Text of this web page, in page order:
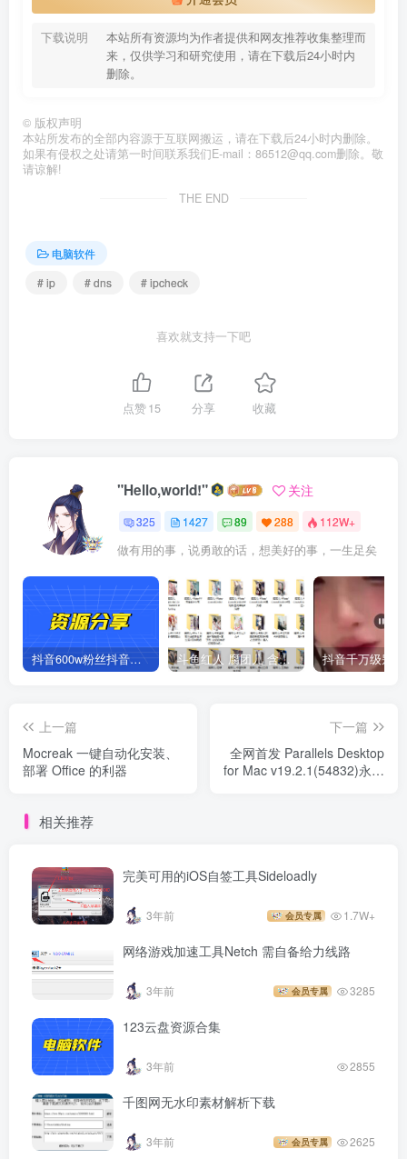
下载说明
本站所有资源均为作者提供和网友推荐收集整理而
来，仅供学习和研究使用，请在下载后24小时内
删除。
© 版权声明
本站所发布的全部内容源于互联网搬运，请在下载后24小时内删除。
如果有侵权之处请第一时间联系我们E-mail：86512@qq.com删除。敬
请谅解!
THE END
电脑软件
# ip
# dns # ipcheck
喜欢就支持一下吧
点赞15 分享 收藏
"Hello,world!" 关注
325 1427 89 288 112W+
做有用的事，说勇敢的话，想美好的事，一生足矣
抖音600w粉丝抖音网红痞幼一手资料 877P 500M 含私拍 斗鱼红人 腐团儿 含付费 大尺写真 32套
上一篇
Mocreak 一键自动化安装、
部署 Office 的利器
下一篇
全网首发 Parallels Desktop
for Mac v19.2.1(54832)永久
相关推荐
完美可用的iOS自签工具Sideloadly
3年前 会员专属 1.7W+
网络游戏加速工具Netch 需自备给力线路
3年前 会员专属 3285
123云盘资源合集
3年前 2855
千图网无水印素材解析下载
3年前 会员专属 2625